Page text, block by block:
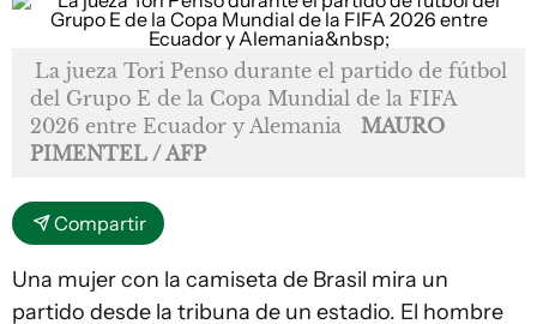
La jueza Tori Penso durante el partido de fútbol
del Grupo E de la Copa Mundial de la FIFA
2026 entre Ecuador y Alemania
MAURO
PIMENTEL / AFP
Compartir
Una mujer con la camiseta de Brasil mira un
partido desde la tribuna de un estadio. El hombre